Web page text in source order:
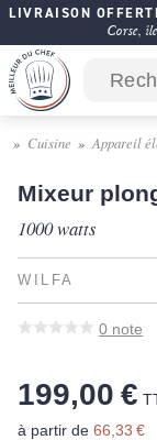
LIVRAISON
Corse,
Cuisine Appareil
Mixeur
1000 watts
WILFA
0 note
199,00 €
à partir de 66,33 €